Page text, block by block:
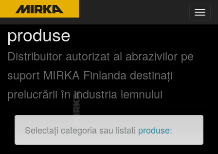
produse
Distribuitor autorizat al abrazivilor pe
suport MIRKA Finlanda destinaţi
prelucrării în industria lemnului
Selectați categoria sau listati produse: